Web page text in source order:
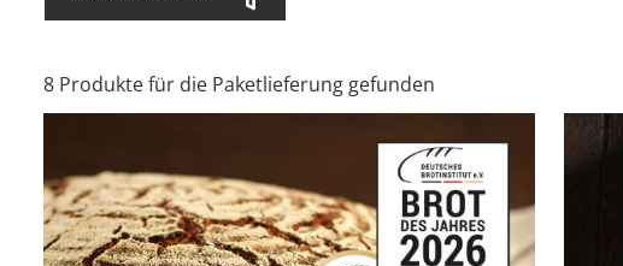
8 Produkte für die Paketlieferung gefunden